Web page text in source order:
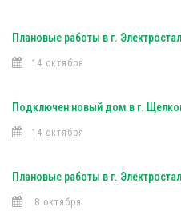
Плановые работы в г.
14 октября
Подключен новый дом в г.
14 октября
Плановые работы в г.
8 октября